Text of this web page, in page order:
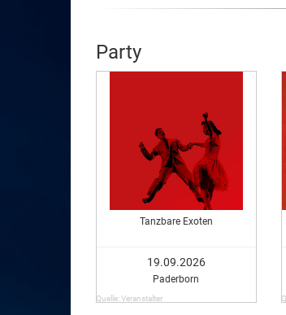
Party
Tanzbare Exoten
19.09.2026
Paderborn
Quelle: Veranstalter